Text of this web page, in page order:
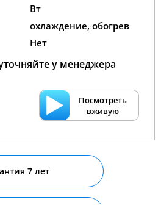
Вт
охлаждение, обогрев
Нет
у менеджера
Посмотреть
вживую
7 лет